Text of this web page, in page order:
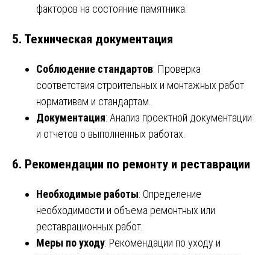
факторов на состояние памятника.
5. Техническая документация
Соблюдение стандартов: Проверка
соответствия строительных и монтажных работ
нормативам и стандартам.
Документация: Анализ проектной документации
и отчетов о выполненных работах.
6. Рекомендации по ремонту и реставрации
Необходимые работы: Определение
необходимости и объема ремонтных или
реставрационных работ.
Меры по уходу: Рекомендации по уходу и